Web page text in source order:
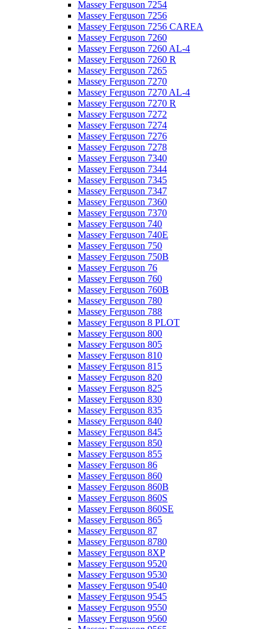
Massey Ferguson 7254
Massey Ferguson 7256
Massey Ferguson 7256 CAREA
Massey Ferguson 7260
Massey Ferguson 7260 AL-4
Massey Ferguson 7260 R
Massey Ferguson 7265
Massey Ferguson 7270
Massey Ferguson 7270 AL-4
Massey Ferguson 7270 R
Massey Ferguson 7272
Massey Ferguson 7274
Massey Ferguson 7276
Massey Ferguson 7278
Massey Ferguson 7340
Massey Ferguson 7344
Massey Ferguson 7345
Massey Ferguson 7347
Massey Ferguson 7360
Massey Ferguson 7370
Massey Ferguson 740
Massey Ferguson 740E
Massey Ferguson 750
Massey Ferguson 750B
Massey Ferguson 76
Massey Ferguson 760
Massey Ferguson 760B
Massey Ferguson 780
Massey Ferguson 788
Massey Ferguson 8 PLOT
Massey Ferguson 800
Massey Ferguson 805
Massey Ferguson 810
Massey Ferguson 815
Massey Ferguson 820
Massey Ferguson 825
Massey Ferguson 830
Massey Ferguson 835
Massey Ferguson 840
Massey Ferguson 845
Massey Ferguson 850
Massey Ferguson 855
Massey Ferguson 86
Massey Ferguson 860
Massey Ferguson 860B
Massey Ferguson 860S
Massey Ferguson 860SE
Massey Ferguson 865
Massey Ferguson 87
Massey Ferguson 8780
Massey Ferguson 8XP
Massey Ferguson 9520
Massey Ferguson 9530
Massey Ferguson 9540
Massey Ferguson 9545
Massey Ferguson 9550
Massey Ferguson 9560